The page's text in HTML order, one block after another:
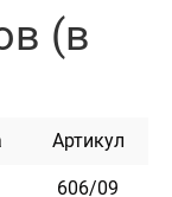
ручка
в темноте —
(в
Артикул
606/09